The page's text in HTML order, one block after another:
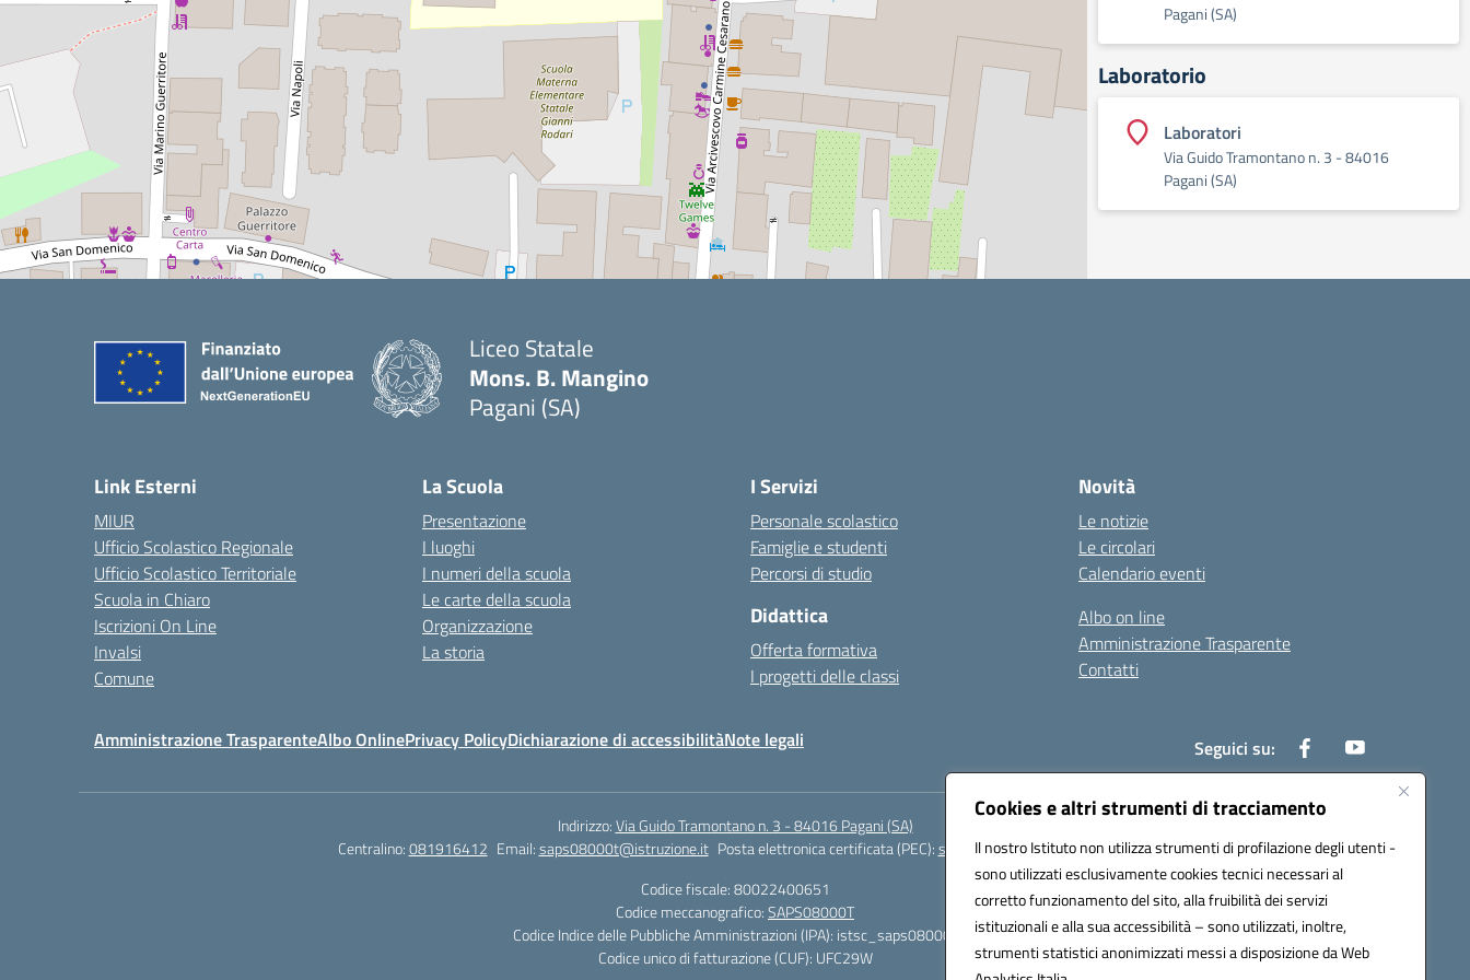
Cookies e altri strumenti di tracciamento
Il nostro Istituto non utilizza strumenti di profilazione degli utenti -
sono utilizzati esclusivamente cookies tecnici necessari al
corretto funzionamento del sito, alla fruibilità dei servizi
istituzionali e alla sua accessibilità – sono utilizzati, inoltre,
strumenti statistici anonimizzati messi a disposizione da Web
Pagani (SA)
Laboratorio
Laboratori
Via Guido Tramontano n. 3 - 84016
Pagani (SA)
Liceo Statale
Mons. B. Mangino
Pagani (SA)
Link Esterni
MIUR
Ufficio Scolastico Regionale
Ufficio Scolastico Territoriale
Scuola in Chiaro
Iscrizioni On Line
Invalsi
Comune
La Scuola
Presentazione
I luoghi
I numeri della scuola
Le carte della scuola
Organizzazione
La storia
I Servizi
Personale scolastico
Famiglie e studenti
Percorsi di studio
Didattica
Offerta formativa
I progetti delle classi
Novità
Le notizie
Le circolari
Calendario eventi
Albo on line
Amministrazione Trasparente
Contatti
Amministrazione TrasparenteAlbo OnlinePrivacy PolicyDichiarazione di accessibilitàNote legali Seguici su:
Indirizzo:Via Guido Tramontano n. 3 - 84016 Pagani (SA)
Centralino:081916412 Email:saps08000t@istruzione.it Posta elettronica certificata (PEC):saps08000t@pec.istruzione.it
Codice fiscale: 80022400651
Codice meccanografico:SAPS08000T
Codice Indice delle Pubbliche Amministrazioni (IPA): istsc_saps08000t
Codice unico di fatturazione (CUF): UFC29W